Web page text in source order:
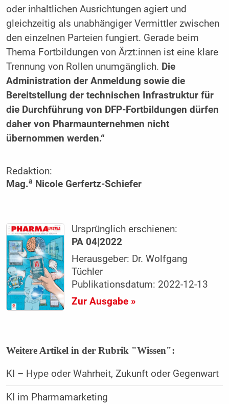
oder inhaltlichen Ausrichtungen agiert und
gleichzeitig als unabhängiger Vermittler zwischen
den einzelnen Parteien fungiert. Gerade beim
Thema Fort­bildungen von Ärzt:innen ist eine klare
­Trennung von Rollen unumgänglich. Die
Administration der ­Anmeldung sowie die
Bereitstellung der technischen Infrastruktur für
die Durchführung von DFP-Fortbildungen dürfen
daher von Pharmaunternehmen nicht
übernommen werden.“
Redaktion:
Mag.a Nicole Gerfertz-Schiefer
Ursprünglich erschienen:
PA 04|2022
Herausgeber: Dr. Wolfgang
Tüchler
Publikationsdatum: 2022-12-13
Zur Ausgabe »
Weitere Artikel in der Rubrik "Wissen":
KI – Hype oder Wahrheit, Zukunft oder Gegenwart
KI im Pharmamarketing